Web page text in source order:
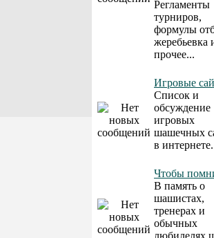
Регламенты
турниров,
формулы
жеребьевка
прочее...
Игровые
Список и
обсуждение
игровых
шашечных
в интернете.
Чтобы
В память о
шашистах,
тренерах и
обычных
любилелях